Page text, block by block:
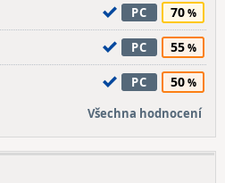
PC 70
PC 55
PC 50
Všechna hodnocení